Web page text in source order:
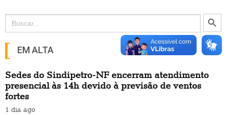
Search
for:
Search Button
EM ALTA
Sedes do Sindipetro-NF encerram atendimento
presencial às 14h devido à previsão de ventos
fortes
1 dia ago